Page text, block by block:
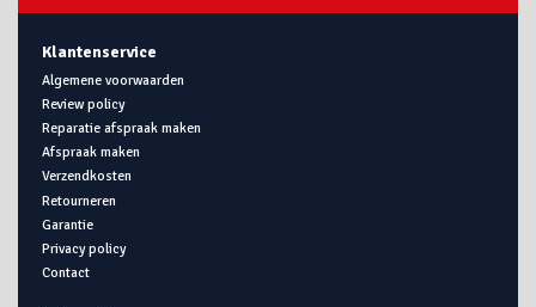
Klantenservice
Algemene voorwaarden
Review policy
Reparatie afspraak maken
Afspraak maken
Verzendkosten
Retourneren
Garantie
Privacy policy
Contact